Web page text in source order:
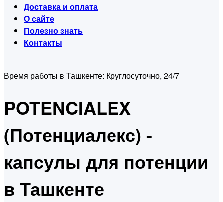
Доставка и оплата
О сайте
Полезно знать
Контакты
Время работы в Ташкенте: Круглосуточно, 24/7
POTENCIALEX
(Потенциалекс) -
капсулы для потенции
в Ташкенте